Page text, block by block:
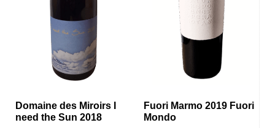
Domaine des Miroirs I
need the Sun 2018
Fuori Marmo 2019 Fuori
Mondo